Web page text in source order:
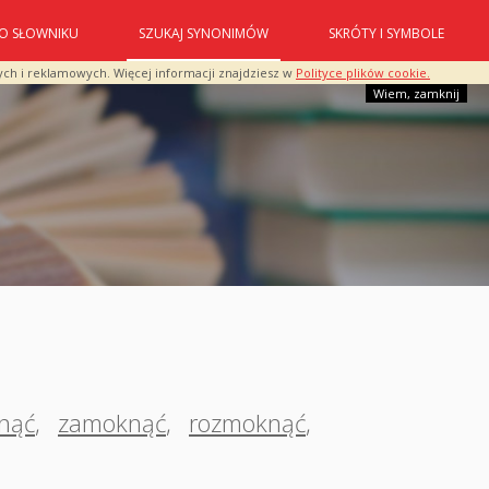
i reklamowych. Więcej informacji znajdziesz w Polityce plików cookie.
Wiem, zamknij
O SŁOWNIKU SZUKAJ SYNONIMÓW SKRÓTY I SYMBOLE
, zamoknąć, rozmoknąć,